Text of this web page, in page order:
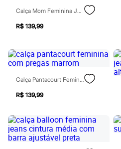
Botas
Chinelos
Sapatos
Tênis
Moda esportiva
Acessórios
Bermudas
Camisetas
Calças
Calçados
Moda íntima
Cuecas
Meias
Calça Mom Feminina Jeans Cintura Alta Preta
R$ 139,99
Calça Pantacourt Feminina Com Pregas Marrom
R$ 139,99